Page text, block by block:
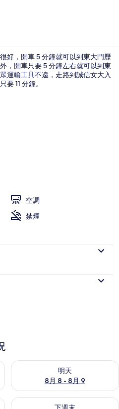
好，開車 5 分鐘就可以到東大門歷
，開車只要 5 分鐘左右就可以到東
運輸工具不遠，走路到誠信女大入
11 分鐘。
空調
禁煙
況
明天
8月 8 - 8月 9
查看明天 (8月 8 - 8月 9) 的供
情況
查看下週末 (8月 14 - 8月 16)